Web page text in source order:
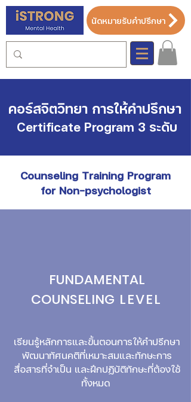
นัดหมายรับคำปรึกษา
คอร์สจิตวิทยา การให้คำปรึกษา
Certificate Program 3 ระดับ
Counseling Training Program
for Non-psychologist
FUNDAMENTAL
COUNSELING LEVEL
เรียนรู้หลักการและขั้นตอนการให้คำปรึกษา
พัฒนาทัศนคติที่เหมาะสมและทักษะการ
สื่อสารที่จำเป็น และฝึกปฏิบัติทักษะที่ต้องใช้
ทั้งหมด